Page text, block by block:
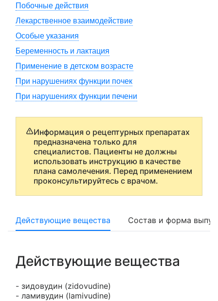
Побочные действия
Лекарственное взаимодействие
Особые указания
Беременность и лактация
Применение в детском возрасте
При нарушениях функции почек
При нарушениях функции печени
Информация о рецептурных препаратах
предназначена только для
специалистов. Пациенты не должны
использовать инструкцию в качестве
плана самолечения. Перед применением
проконсультируйтесь с врачом.
Действующие вещества Состав и форма
Действующие вещества
- зидовудин (zidovudine)
- ламивудин (lamivudine)